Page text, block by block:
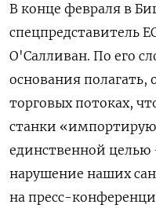
В конце февраля в
спецпредставитель
О'Салливан. По его
основания полагать,
торговых потоках,
станки
единственной целью
нарушение наших
на пресс-